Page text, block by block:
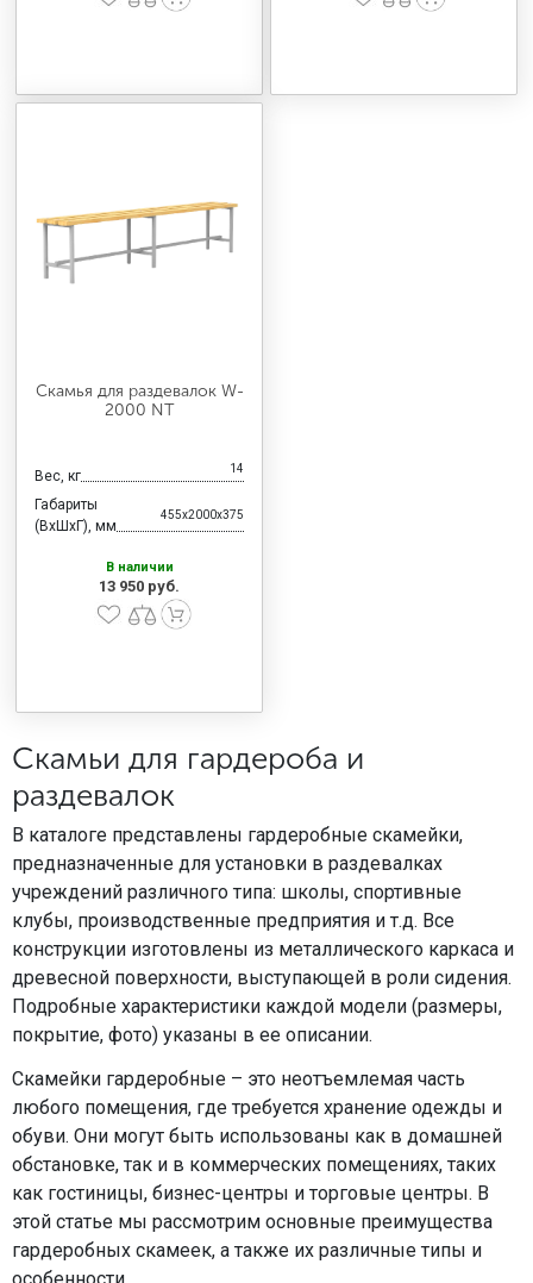
Скамья для раздевалок W-
2000 NT
Вес, кг 14
Габариты
(ВхШхГ), мм
455x2000x375
В наличии
13 950 руб.
Скамьи для гардероба и
раздевалок
В каталоге представлены гардеробные скамейки,
предназначенные для установки в раздевалках
учреждений различного типа: школы, спортивные
клубы, производственные предприятия и т.д. Все
конструкции изготовлены из металлического каркаса и
древесной поверхности, выступающей в роли сидения.
Подробные характеристики каждой модели (размеры,
покрытие, фото) указаны в ее описании.
Скамейки гардеробные – это неотъемлемая часть
любого помещения, где требуется хранение одежды и
обуви. Они могут быть использованы как в домашней
обстановке, так и в коммерческих помещениях, таких
как гостиницы, бизнес-центры и торговые центры. В
этой статье мы рассмотрим основные преимущества
гардеробных скамеек, а также их различные типы и